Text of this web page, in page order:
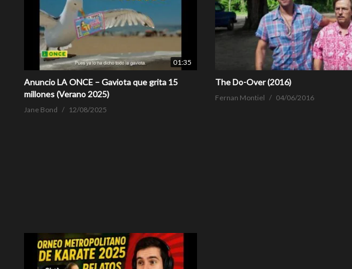
01:35
Anuncio LA ONCE – Gaviota que grita 15
millones (Verano 2025)
Jane Bond 12/08/2025
The Do-Over (2016)
Fernan Montiel 04/06/2016